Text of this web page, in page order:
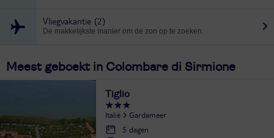
Vliegvakantie (2)
De makkelijkste manier om de zon op te zoeken.
Meest geboekt in Colombare di Sirmione
Tiglio
Italië
Gardameer
5 dagen